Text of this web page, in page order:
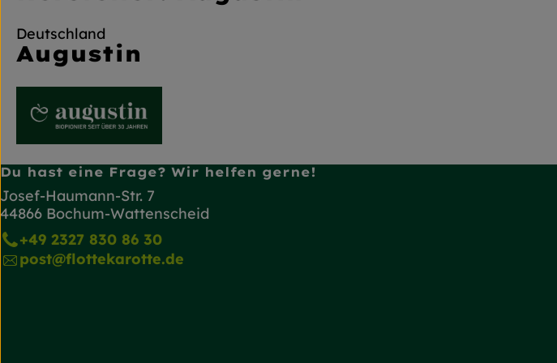
Deutschland
Augustin
Du hast eine Frage? Wir helfen gerne!
Josef-Haumann-Str. 7
44866 Bochum-Wattenscheid
+49 2327 830 86 30
post@flottekarotte.de